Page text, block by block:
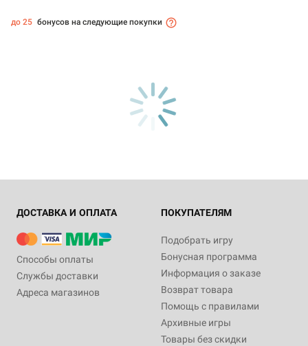
до 25 бонусов на следующие покупки
ДОСТАВКА И ОПЛАТА
Способы оплаты
Службы доставки
Адреса магазинов
ПОКУПАТЕЛЯМ
Подобрать игру
Бонусная программа
Информация о заказе
Возврат товара
Помощь с правилами
Архивные игры
Товары без скидки